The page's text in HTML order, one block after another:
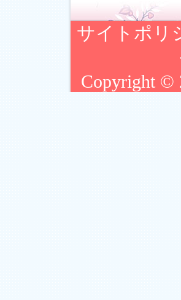
サイトポリ
Copyright ©